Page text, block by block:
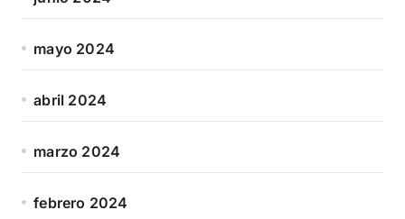
mayo 2024
abril 2024
marzo 2024
febrero 2024